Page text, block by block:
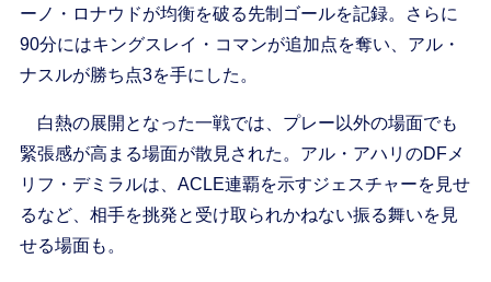
ーノ・ロナウドが均衡を破る先制ゴールを記録。さらに
90分にはキングスレイ・コマンが追加点を奪い、アル・
ナスルが勝ち点3を手にした。
白熱の展開となった一戦では、プレー以外の場面でも
緊張感が高まる場面が散見された。アル・アハリのDFメ
リフ・デミラルは、ACLE連覇を示すジェスチャーを見せ
るなど、相手を挑発と受け取られかねない振る舞いを見
せる場面も。